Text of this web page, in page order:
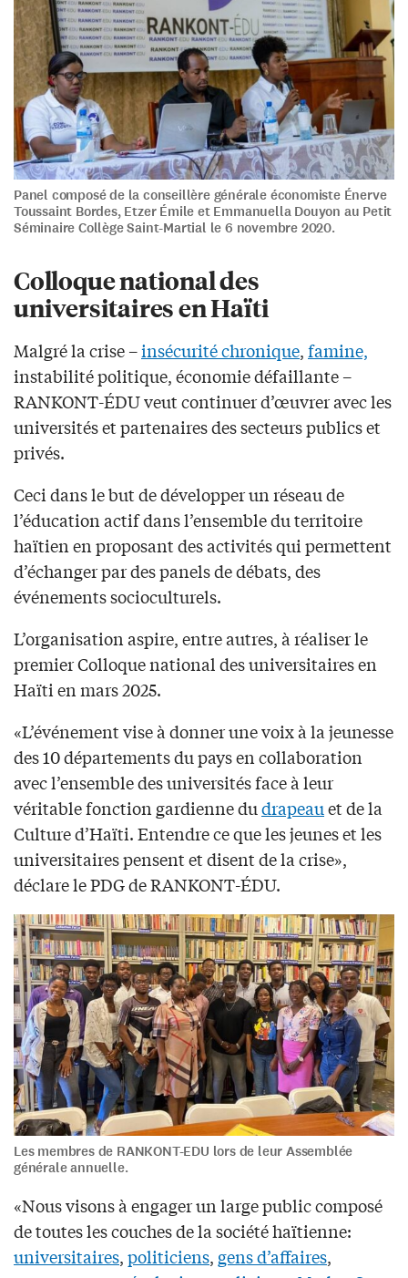
Panel composé de la conseillère générale économiste Énerve
Toussaint Bordes, Etzer Émile et Emmanuella Douyon au Petit
Séminaire Collège Saint-Martial le 6 novembre 2020.
Colloque national des
universitaires en Haïti
Malgré la crise –insécurité chronique,famine,
instabilité politique, économie défaillante –
RANKONT-ÉDU veut continuer d’œuvrer avec les
universités et partenaires des secteurs publics et
privés.
Ceci dans le but de développer un réseau de
l’éducation actif dans l’ensemble du territoire
haïtien en proposant des activités qui permettent
d’échanger par des panels de débats, des
événements socioculturels.
L’organisation aspire, entre autres, à réaliser le
premier Colloque national des universitaires en
Haïti en mars 2025.
«L’événement vise à donner une voix à la jeunesse
des 10 départements du pays en collaboration
avec l’ensemble des universités face à leur
véritable fonction gardienne dudrapeauet de la
Culture d’Haïti. Entendre ce que les jeunes et les
universitaires pensent et disent de la crise»,
déclare le PDG de RANKONT-ÉDU.
Les membres de RANKONT-EDU lors de leur Assemblée
générale annuelle.
«Nous visons à engager un large public composé
de toutes les couches de la société haïtienne:
universitaires,politiciens, gens d’affaires,